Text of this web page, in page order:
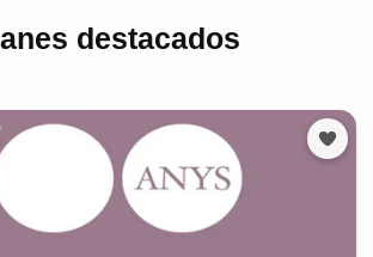
destacados